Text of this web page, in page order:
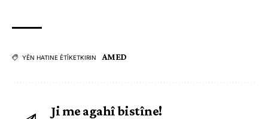
YÊN HATINE ÊTÎKETKIRIN AMED
Ji me agahî bistîne!